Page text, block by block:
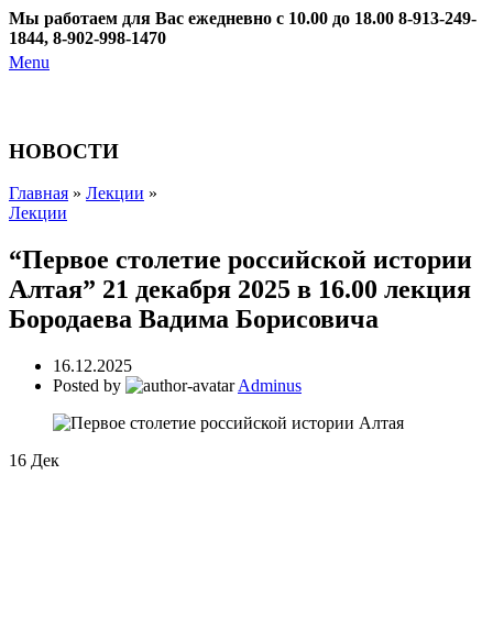
Мы работаем для Вас ежедневно с 10.00 до 18.00 8-913-249-
1844, 8-902-998-1470
Menu
НОВОСТИ
Главная » Лекции »
Лекции
“Первое столетие российской истории
Алтая” 21 декабря 2025 в 16.00 лекция
Бородаева Вадима Борисовича
16.12.2025
Posted by
Adminus
16 Дек